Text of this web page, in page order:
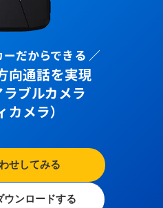
だからできる ／
向通話を実現
ブルカメラ
カメラ）
せしてみる
ウンロードする